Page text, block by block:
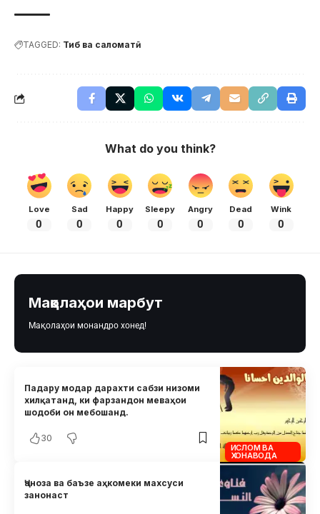
TAGGED: Тиб ва саломатӣ
What do you think?
Love
0
Sad
0
Happy
0
Sleepy
0
Angry
0
Dead
0
Wink
0
Мақолаҳои марбут
Мақолаҳои монандро хонед!
ИСЛОМ ВА
ХОНАВОДА
Падару модар дарахти сабзи низоми
хилқатанд, ки фарзандон меваҳои
шодоби он мебошанд.
30
Ҷаноза ва баъзе аҳкомеки махсуси
занонаст